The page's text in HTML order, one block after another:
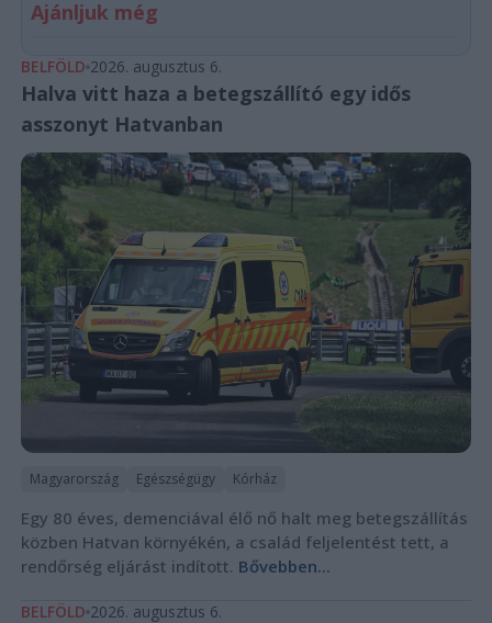
Ajánljuk még
BELFÖLD 2026. augusztus 6.
Halva vitt haza a betegszállító egy idős
asszonyt Hatvanban
Magyarország Egészségügy Kórház
Egy 80 éves, demenciával élő nő halt meg betegszállítás
közben Hatvan környékén, a család feljelentést tett, a
rendőrség eljárást indított. Bővebben...
BELFÖLD 2026. augusztus 6.